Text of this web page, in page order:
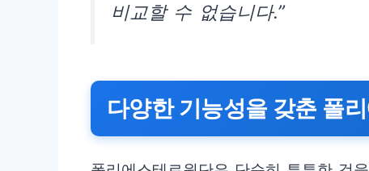
비교할 수 없습니다.”
다양한 기능성을 갖춘 폴